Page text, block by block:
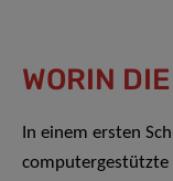
WORIN
In einem ersten
computergestützte